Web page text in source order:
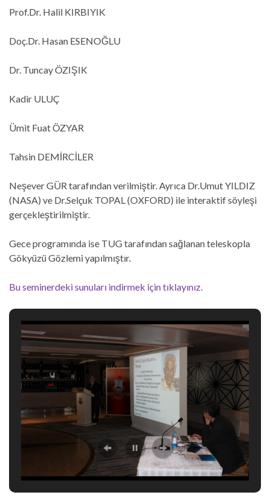
Prof.Dr. Halil KIRBIYIK
Doç.Dr. Hasan ESENOĞLU
Dr. Tuncay ÖZIŞIK
Kadir ULUÇ
Ümit Fuat ÖZYAR
Tahsin DEMİRCİLER
Neşever GÜR tarafından verilmiştir. Ayrıca Dr.Umut YILDIZ
(NASA) ve Dr.Selçuk TOPAL (OXFORD) ile interaktif söyleşi
gerçekleştirilmiştir.
Gece programında ise TUG tarafından sağlanan teleskopla
Gökyüzü Gözlemi yapılmıştır.
Bu seminerdeki sunuları indirmek için tıklayınız.